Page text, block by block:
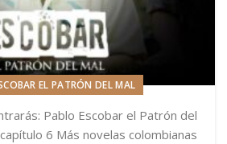
EL PATRÓN DEL MAL
Pablo Escobar el Patrón del
6 Más novelas colombianas